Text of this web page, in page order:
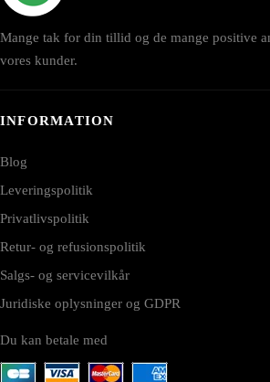
Mange tak for din tillid og de mange positive
vores kunder.
INFORMATION
Blog
Leveringspolitik
Privatlivspolitik
Retur- og refusionspolitik
Salgs- og servicevilkår
Juridiske oplysninger og GDPR
Du kan betale med